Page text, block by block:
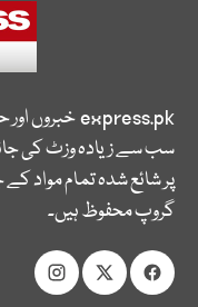
express.pkخبروں
سب سے زیادہ وزٹ کی
پر شائع شدہ تمام مواد
گروپ محفوظ ہیں۔